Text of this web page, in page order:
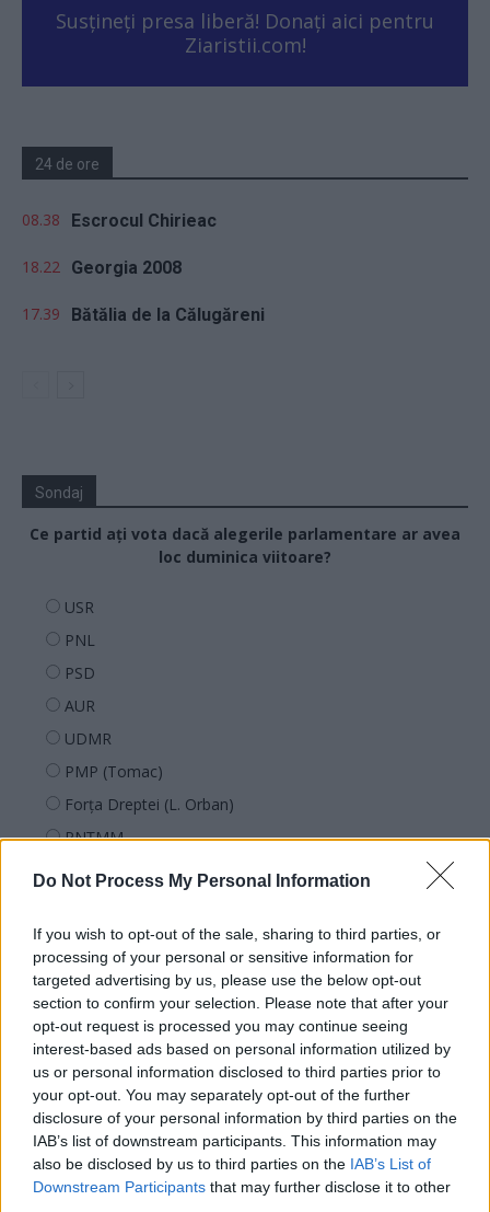
Do Not Process My Personal Information
If you wish to opt-out of the sale, sharing to third parties, or
processing of your personal or sensitive information for
targeted advertising by us, please use the below opt-out
section to confirm your selection. Please note that after your
opt-out request is processed you may continue seeing
interest-based ads based on personal information utilized by
us or personal information disclosed to third parties prior to
your opt-out. You may separately opt-out of the further
disclosure of your personal information by third parties on the
IAB’s list of downstream participants. This information may
also be disclosed by us to third parties on the IAB’s List of
Downstream Participants that may further disclose it to other
Susțineți presa liberă! Donați aici pentru
Ziaristii.com!
24 de ore
08.38 Escrocul Chirieac
18.22 Georgia 2008
17.39 Bătălia de la Călugăreni
Sondaj
Ce partid ați vota dacă alegerile parlamentare ar avea
loc duminica viitoare?
USR
PNL
PSD
AUR
UDMR
PMP (Tomac)
Forța Dreptei (L. Orban)
PNȚMM
REPER
SOS (Șoșoacă)
POT (Gavrilă)
PACE (Peia)
Acțiunea Conservatoare (Târziu)
PDF (Lazarus)
PUSL (D. Voiculescu)
PNȚCD (Pavelescu)
PNCR (Terheș)
Partidul Patrioților (Surugiu)